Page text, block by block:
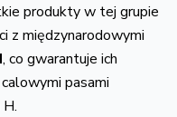
produkty w tej grupie
z międzynarodowymi
, co gwarantuje ich
pasami